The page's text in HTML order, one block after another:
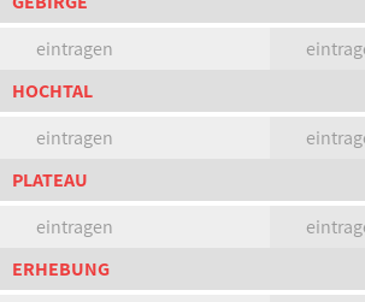
eintragen
HOCHTAL
eintragen
PLATEAU
eintragen
ERHEBUNG